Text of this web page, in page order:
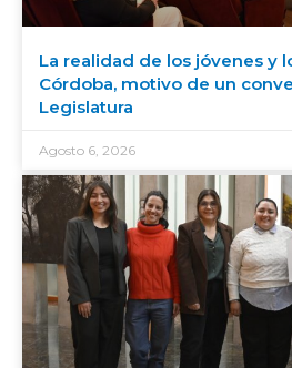
La realidad de los jóvenes y
Córdoba, motivo de un
Legislatura
Agosto 6, 2026